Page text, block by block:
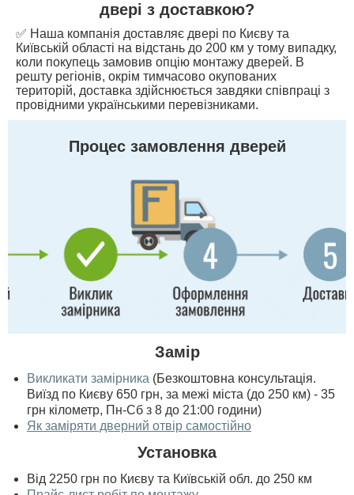
двері з доставкою?
✅ Наша компанія доставляє двері по Києву та
Київській області на відстань до 200 км у тому випадку,
коли покупець замовив опцію монтажу дверей. В
решту регіонів, окрім тимчасово окупованих
територій, доставка здійснюється завдяки співпраці з
провідними українськими перевізниками.
Процес замовлення дверей
Замір
Викликати замірника (Безкоштовна консультація.
Виїзд по Києву 650 грн, за межі міста (до 250 км) - 35
грн кілометр, Пн-Сб з 8 до 21:00 години)
Як заміряти дверний отвір самостійно
Установка
Від 2250 грн по Києву та Київській обл. до 250 км